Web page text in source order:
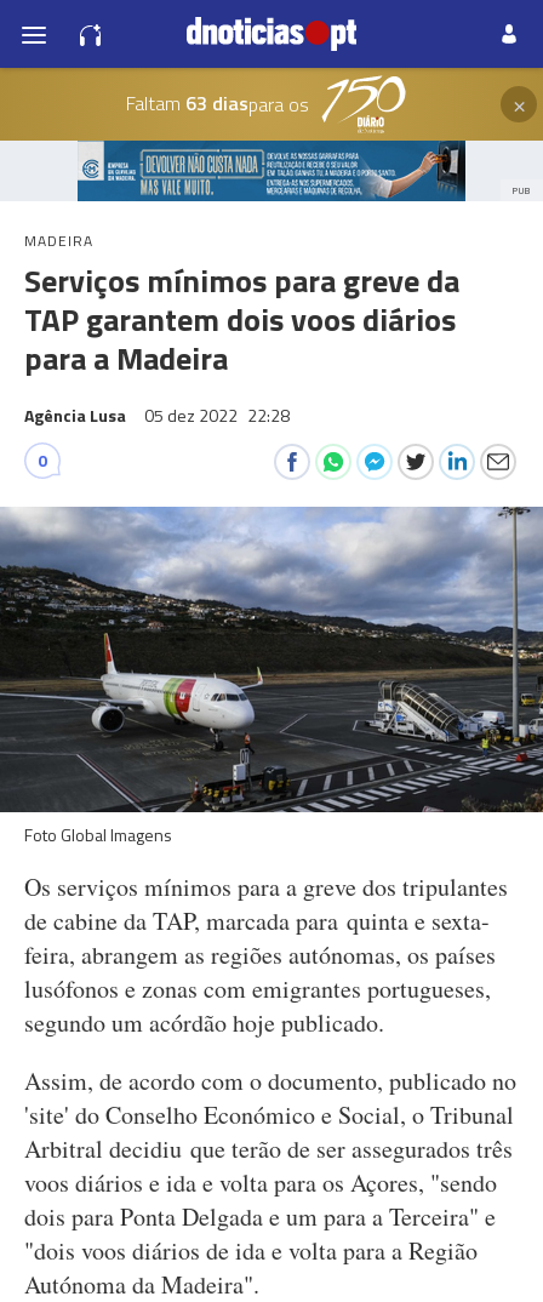
Faltam 63 diaspara os ×
PUB
MADEIRA
Serviços mínimos para greve da
TAP garantem dois voos diários
para a Madeira
Agência Lusa 05 dez 2022 22:28
0
Foto Global Imagens
Os serviços mínimos para a greve dos tripulantes
de cabine da TAP, marcada para quinta e sexta-
feira, abrangem as regiões autónomas, os países
lusófonos e zonas com emigrantes portugueses,
segundo um acórdão hoje publicado.
Assim, de acordo com o documento, publicado no
'site' do Conselho Económico e Social, o Tribunal
Arbitral decidiu que terão de ser assegurados três
voos diários e ida e volta para os Açores, "sendo
dois para Ponta Delgada e um para a Terceira" e
"dois voos diários de ida e volta para a Região
Autónoma da Madeira".